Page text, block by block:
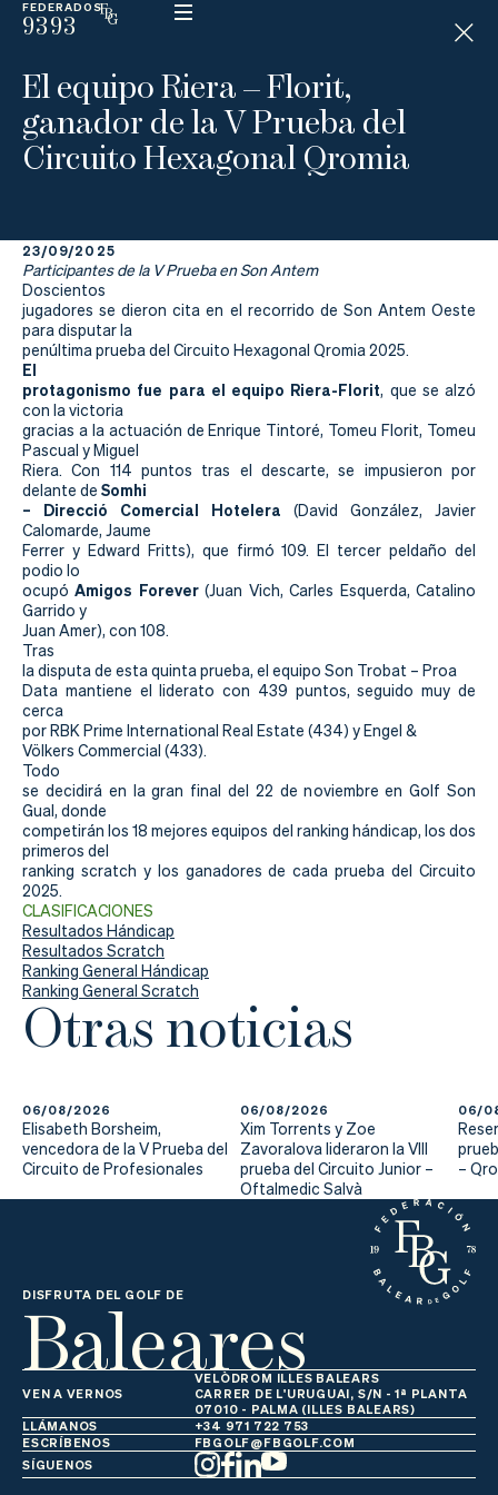
FEDERADOS
9393
ESP
N
D
C
A
P
La
Federación
Federarse
Jugar
Aprender
Actualidad
Tienda
El equipo Riera – Florit,
ganador de la V Prueba del
Circuito Hexagonal Qromia
23/09/2025
Participantes de la V Prueba en Son Antem
Doscientos
jugadores se dieron cita en el recorrido de Son Antem Oeste
para disputar la
penúltima prueba del Circuito Hexagonal Qromia 2025.
El
protagonismo fue para el equipo Riera-Florit, que se alzó
con la victoria
gracias a la actuación de Enrique Tintoré, Tomeu Florit, Tomeu
Pascual y Miguel
Riera. Con 114 puntos tras el descarte, se impusieron por
delante de Somhi
– Direcció Comercial Hotelera (David González, Javier
Calomarde, Jaume
Ferrer y Edward Fritts), que firmó 109. El tercer peldaño del
podio lo
ocupóAmigos Forever(Juan Vich, Carles Esquerda, Catalino
Garrido y
Juan Amer), con 108.
Tras
la disputa de esta quinta prueba, el equipo Son Trobat – Proa
Data mantiene el liderato con 439 puntos, seguido muy de
cerca
por RBK Prime International Real Estate (434) y Engel &
Völkers Commercial (433).
Todo
se decidirá en la gran final del 22 de noviembre en Golf Son
Gual, donde
competirán los 18 mejores equipos del ranking hándicap, los dos
primeros del
ranking scratch y los ganadores de cada prueba del Circuito
2025.
CLASIFICACIONES
Resultados Hándicap
Resultados Scratch
Ranking General Hándicap
Ranking General Scratch
Otras noticias
06/08/2026
Elisabeth Borsheim,
vencedora de la V Prueba del
Circuito de Profesionales
06/08/2026
Xim Torrents y Zoe
Zavoralova lideraron la VIII
prueba del Circuito Junior –
Oftalmedic Salvà
06/
–
DISFRUTA DEL GOLF DE
Baleares
VEN A VERNOS
VELÒDROM ILLES BALEARS
CARRER DE L'URUGUAI, S/N - 1ª PLANTA
07010 - PALMA (ILLES BALEARS)
LLÁMANOS
+34 971 722 753
ESCRÍBENOS
FBGOLF@FBGOLF.COM
SÍGUENOS